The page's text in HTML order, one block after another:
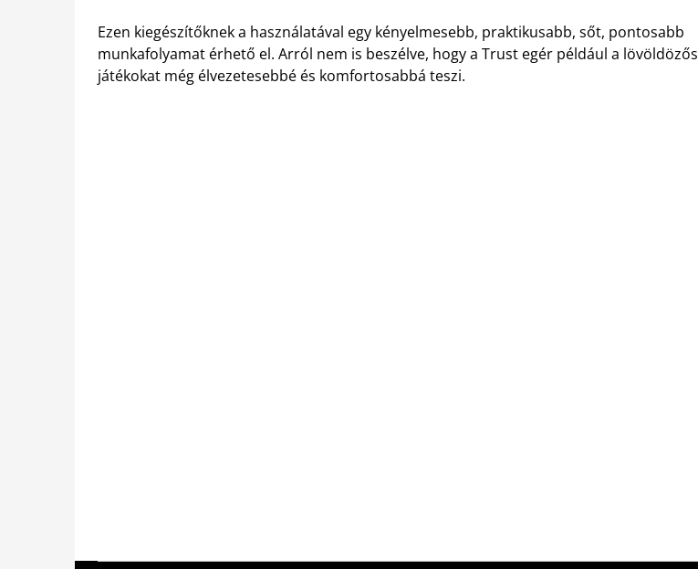
Ezen kiegészítőknek a használatával egy kényelmesebb, praktikusabb, sőt, pontosabb
munkafolyamat érhető el. Arról nem is beszélve, hogy a Trust egér például a lövöldözős
játékokat még élvezetesebbé és komfortosabbá teszi.